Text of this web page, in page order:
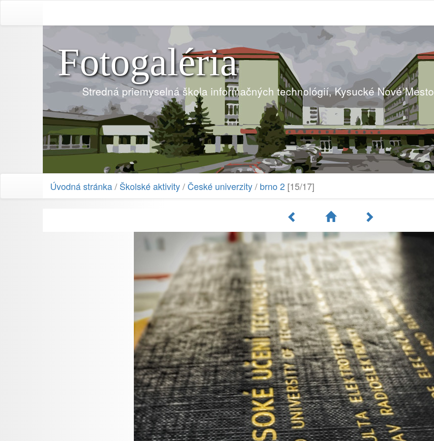
Fotogaléria
Stredná priemyselná škola informačných technológií, Kysucké Nové Mesto
Úvodná stránka/ Školské aktivity/ České univerzity/ brno 2 [15/17]